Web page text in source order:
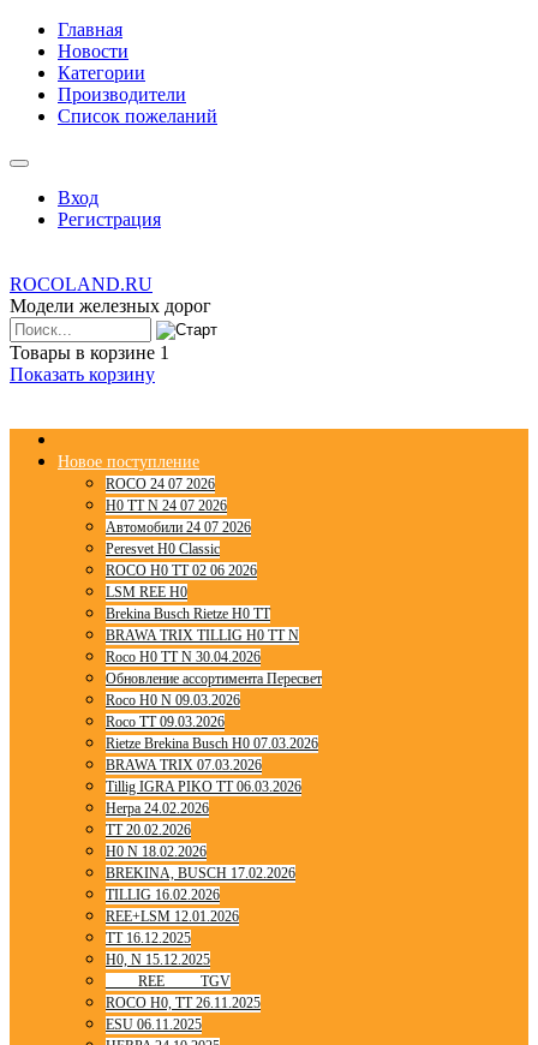
Главная
Новости
Категории
Производители
Список пожеланий
Вход
Регистрация
ROCOLAND.RU
Модели железных дорог
Товары в корзине 1
Показать корзину
Новое поступление
ROCO 24 07 2026
H0 TT N 24 07 2026
Автомобили 24 07 2026
Peresvet H0 Classic
ROCO H0 TT 02 06 2026
LSM REE H0
Brekina Busch Rietze H0 TT
BRAWA TRIX TILLIG H0 TT N
Roco H0 TT N 30.04.2026
Обновление ассортимента Пересвет
Roco H0 N 09.03.2026
Roco TT 09.03.2026
Rietze Brekina Busch H0 07.03.2026
BRAWA TRIX 07.03.2026
Tillig IGRA PIKO TT 06.03.2026
Herpa 24.02.2026
TT 20.02.2026
H0 N 18.02.2026
BREKINA, BUSCH 17.02.2026
TILLIG 16.02.2026
REE+LSM 12.01.2026
TT 16.12.2025
H0, N 15.12.2025
____ REE ____ TGV
ROCO H0, TT 26.11.2025
ESU 06.11.2025